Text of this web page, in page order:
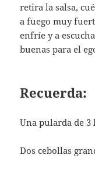
retira la salsa,
a fuego muy
enfríe y a
buenas para el
Recuerda:
Una pularda de
Dos cebollas